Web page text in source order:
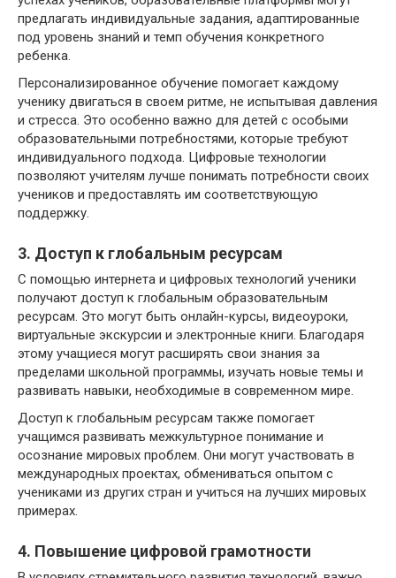
предлагать индивидуальные задания, адаптированные
под уровень знаний и темп обучения конкретного
ребенка.
Персонализированное обучение помогает каждому
ученику двигаться в своем ритме, не испытывая давления
и стресса. Это особенно важно для детей с особыми
образовательными потребностями, которые требуют
индивидуального подхода. Цифровые технологии
позволяют учителям лучше понимать потребности своих
учеников и предоставлять им соответствующую
поддержку.
3. Доступ к глобальным ресурсам
С помощью интернета и цифровых технологий ученики
получают доступ к глобальным образовательным
ресурсам. Это могут быть онлайн-курсы, видеоуроки,
виртуальные экскурсии и электронные книги. Благодаря
этому учащиеся могут расширять свои знания за
пределами школьной программы, изучать новые темы и
развивать навыки, необходимые в современном мире.
Доступ к глобальным ресурсам также помогает
учащимся развивать межкультурное понимание и
осознание мировых проблем. Они могут участвовать в
международных проектах, обмениваться опытом с
учениками из других стран и учиться на лучших мировых
примерах.
4. Повышение цифровой грамотности